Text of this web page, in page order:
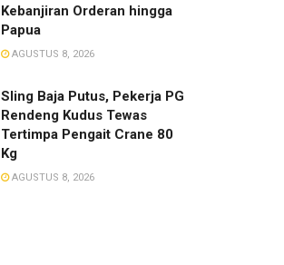
Kebanjiran Orderan hingga
Papua
AGUSTUS 8, 2026
Sling Baja Putus, Pekerja PG
Rendeng Kudus Tewas
Tertimpa Pengait Crane 80
Kg
AGUSTUS 8, 2026